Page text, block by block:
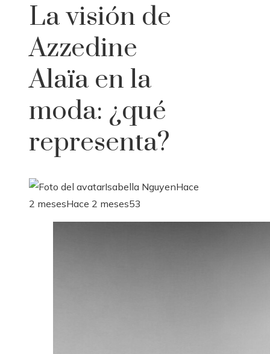
La visión de
Azzedine
Alaïa en la
moda: ¿qué
representa?
Isabella NguyenHace
2 mesesHace 2 meses53